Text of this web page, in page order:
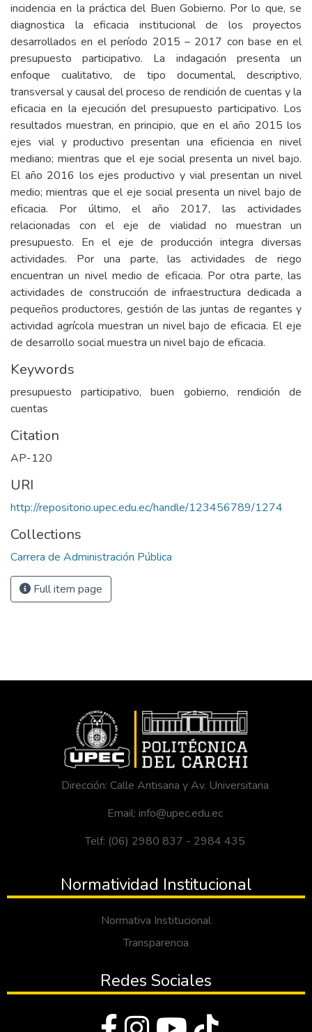
incidencia en la práctica del Buen Gobierno. Por lo que, se
diagnostica la eficacia institucional de los proyectos
desarrollados en el período 2015 – 2017 con base en el
presupuesto participativo. La indagación presenta un
enfoque cualitativo, de tipo documental, descriptivo,
transversal y causal del proceso de rendición de cuentas y la
eficacia en la ejecución del presupuesto participativo. Los
resultados muestran, en principio, que en el año 2015 los
ejes vial y productivo presentan una eficiencia en nivel
mediano; mientras que el eje social presenta un nivel bajo.
El año 2016 los ejes productivo y vial presentan un nivel
medio; mientras que el eje social presenta un nivel bajo de
eficacia. Por último, el año 2017, las actividades
relacionadas con el eje de vialidad no muestran un
presupuesto. En el eje de producción integra diversas
actividades. Por una parte, las actividades de riego
encuentran un nivel medio de eficacia. Por otra parte, las
actividades de construcción de infraestructura dedicada a
pequeños productores, gestión de las juntas de regantes y
actividad agrícola muestran un nivel bajo de eficacia. El eje
de desarrollo social muestra un nivel bajo de eficacia.
Keywords
presupuesto participativo, buen gobierno, rendición de
cuentas
Citation
AP-120
URI
http://repositorio.upec.edu.ec/handle/123456789/1274
Collections
Carrera de Administración Pública
Full item page
Dirección: Calle Antisana y Av. Universitaria
Email: info@upec.edu.ec
Telf: (06) 2980 837 - 2984 435
Normatividad Institucional
Normativa Institucional
Transparencia
Redes Sociales